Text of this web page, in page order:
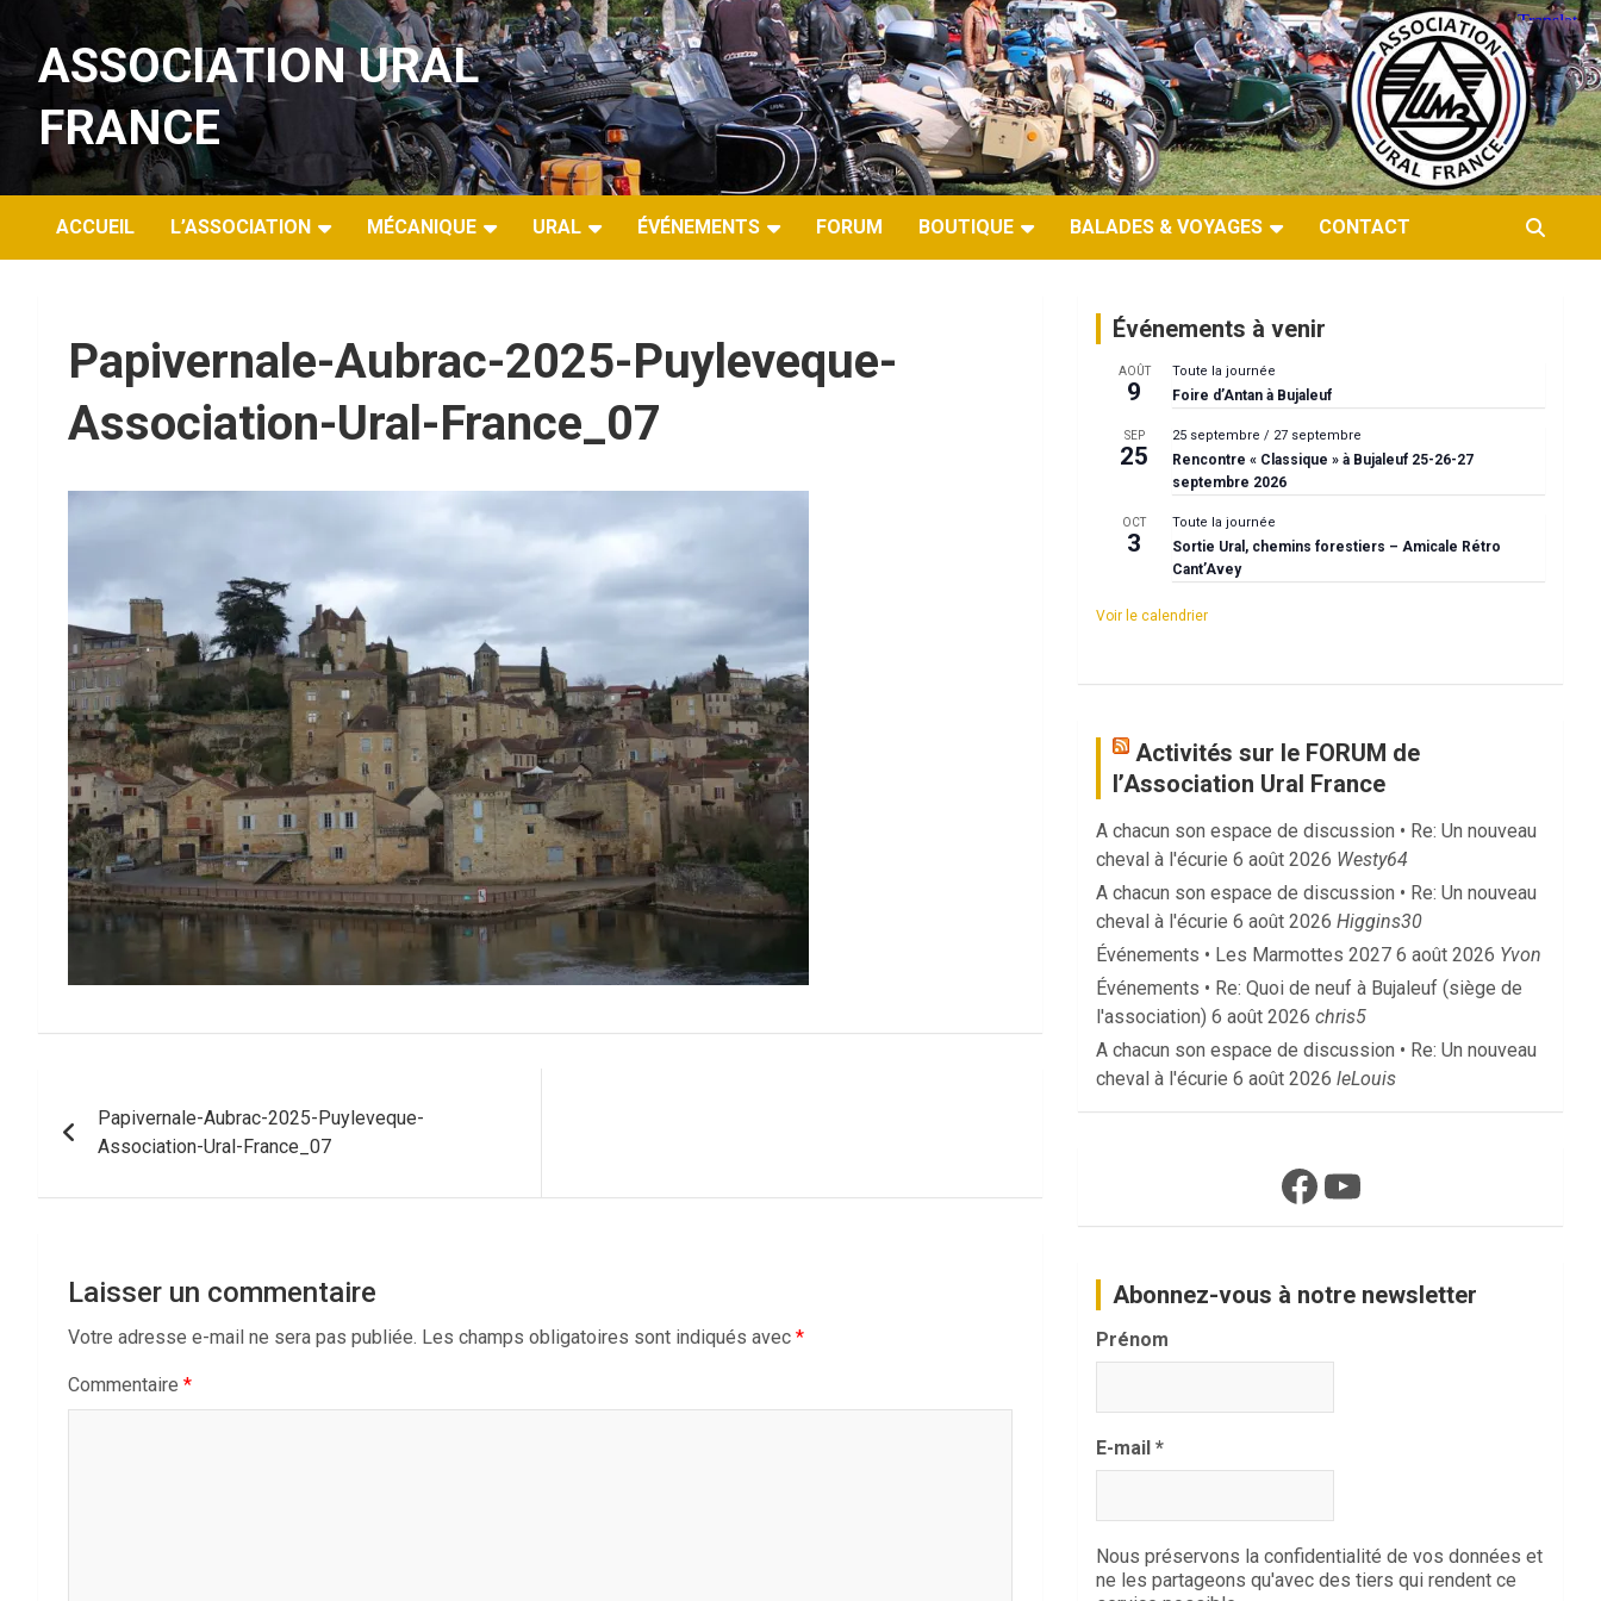
au
contenuASSOCIATION URAL
FRANCE
ACCUEIL L’ASSOCIATION MÉCANIQUE URAL ÉVÉNEMENTS FORUM BOUTIQUE BALADES & VOYAGES CONTACT
Papivernale-Aubrac-2025-Puyleveque-
Association-Ural-France_07
de
Papivernale-Aubrac-2025-Puyleveque-
Association-Ural-France_07
Laisser un commentaire
Votre adresse e-mail ne sera pas publiée. Les champs obligatoires sont indiqués avec *
Commentaire *
Événements à venir
AOÛT
9
Toute la journée
Foire d’Antan à Bujaleuf
SEP
25
25 septembre / 27 septembre
Rencontre « Classique » à Bujaleuf 25-26-27
septembre 2026
OCT
3
Toute la journée
Sortie Ural, chemins forestiers – Amicale Rétro
Cant’Avey
Voir le calendrier
Activités sur le FORUM de
l’Association Ural France
A chacun son espace de discussion • Re: Un nouveau
cheval à l'écurie 6 août 2026 Westy64
A chacun son espace de discussion • Re: Un nouveau
cheval à l'écurie 6 août 2026 Higgins30
Événements • Les Marmottes 2027 6 août 2026 Yvon
Événements • Re: Quoi de neuf à Bujaleuf (siège de
l'association) 6 août 2026 chris5
A chacun son espace de discussion • Re: Un nouveau
cheval à l'écurie 6 août 2026 leLouis
Facebook
YouTube
Abonnez-vous à notre newsletter
Prénom
E-mail*
Nous préservons la confidentialité de vos données et
ne les partageons qu'avec des tiers qui rendent ce